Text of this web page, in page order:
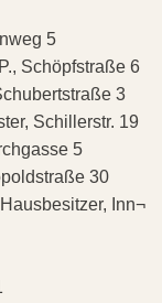
5
Schöpfstraße 6
3
Schillerstr. 19
5
30
Inn¬